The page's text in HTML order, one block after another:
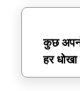
कुछ
हर